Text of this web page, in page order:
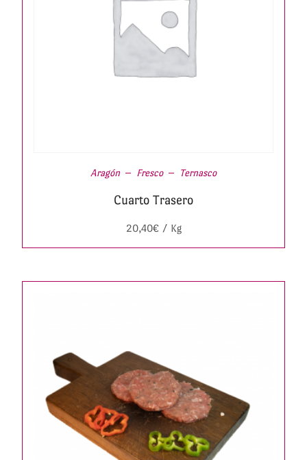
Aragón Fresco Ternasco
Cuarto Trasero
20,40€/ Kg